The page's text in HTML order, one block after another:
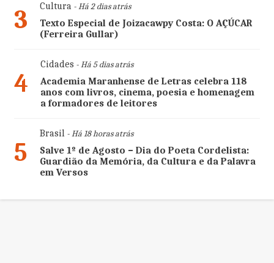
3 Cultura- Há 2 dias atrás
Texto Especial de Joizacawpy Costa: O AÇÚCAR
(Ferreira Gullar)
4
Cidades - Há 5 dias atrás
Academia Maranhense de Letras celebra 118
anos com livros, cinema, poesia e homenagem
a formadores de leitores
5
Brasil- Há 18 horas atrás
Salve 1º de Agosto – Dia do Poeta Cordelista:
Guardião da Memória, da Cultura e da Palavra
em Versos